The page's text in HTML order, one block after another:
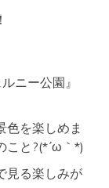
ニー公園』
色を楽しめま
こと?(*´ω｀*)
見る楽しみが